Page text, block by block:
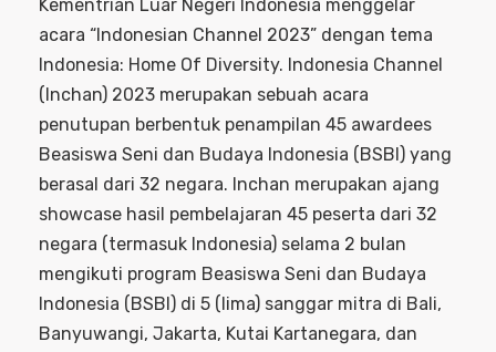
Kementrian Luar Negeri Indonesia menggelar
acara “Indonesian Channel 2023” dengan tema
Indonesia: Home Of Diversity. Indonesia Channel
(Inchan) 2023 merupakan sebuah acara
penutupan berbentuk penampilan 45 awardees
Beasiswa Seni dan Budaya Indonesia (BSBI) yang
berasal dari 32 negara. Inchan merupakan ajang
showcase hasil pembelajaran 45 peserta dari 32
negara (termasuk Indonesia) selama 2 bulan
mengikuti program Beasiswa Seni dan Budaya
Indonesia (BSBI) di 5 (lima) sanggar mitra di Bali,
Banyuwangi, Jakarta, Kutai Kartanegara, dan